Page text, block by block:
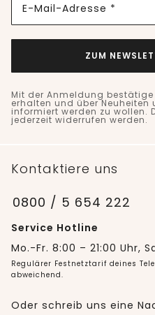
E-Mail-Adresse *
ZUM
Mit der Anmeldung bestätige
erhalten und über Neuheiten
informiert werden zu wollen.
jederzeit widerrufen werden.
Kontaktiere uns
0800 / 5 654 222
Service Hotline
Mo.-Fr. 8:00 – 21:00 Uhr,
Regulärer Festnetztarif deines
abweichend.
Oder schreib uns eine